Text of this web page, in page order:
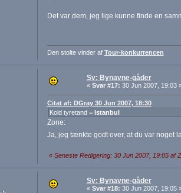
Det var dem, jeg lige kunne finde en
Den stolte vinder af Tour-konkurrencen
Sv: Bynavne-gåder
« Svar #17: 30 Jun 2007, 19:03
Citat af: DGray 30 Jun 2007, 18:30
Kold tyretand = Istanbul
Zone:
Ja, jeg tænkte godt over, at du var noget
« Seneste Redigering: 30 Jun 2007, 19:05 af
Sv: Bynavne-gåder
« Svar #18: 30 Jun 2007, 19:05